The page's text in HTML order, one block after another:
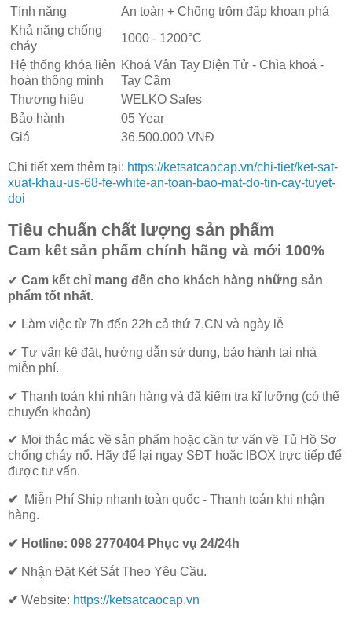
Tính năng
An toàn + Chống trộm đập khoan phá
Khả năng chống
cháy
1000 - 1200°C
Hệ thống khóa liên
hoàn thông minh
Khoá Vân Tay Điện Tử - Chìa khoá -
Tay Cầm
Thương hiệu
WELKO Safes
Bảo hành
05 Year
Giá
36.500.000 VNĐ
Chi tiết xem thêm tại: https://ketsatcaocap.vn/chi-tiet/ket-sat-
xuat-khau-us-68-fe-white-an-toan-bao-mat-do-tin-cay-tuyet-
doi
Tiêu chuẩn chất lượng sản phẩm
Cam kết sản phẩm chính hãng và mới 100%
✔ Cam kết chỉ mang đến cho khách hàng những sản
phẩm tốt nhất.
✔ Làm việc từ 7h đến 22h cả thứ 7,CN và ngày lễ
✔ Tư vấn kê đặt, hướng dẫn sử dụng, bảo hành tại nhà
miễn phí.
✔ Thanh toán khi nhận hàng và đã kiểm tra kĩ lưỡng (có thể
chuyển khoản)
✔ Mọi thắc mắc về sản phẩm hoặc cần tư vấn về Tủ Hồ Sơ
chống cháy nổ. Hãy để lại ngay SĐT hoặc IBOX trực tiếp để
được tư vấn.
✔
Miễn Phí Ship nhanh toàn quốc - Thanh toán khi nhận
hàng.
✔ Hotline: 098 2770404 Phục vụ 24/24h
✔ Nhận Đặt Két Sắt Theo Yêu Cầu.
✔ Website: https://ketsatcaocap.vn